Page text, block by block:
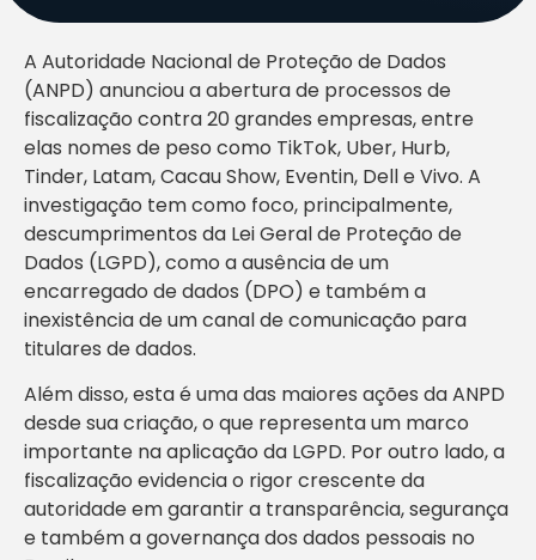
A Autoridade Nacional de Proteção de Dados
(ANPD) anunciou a abertura de processos de
fiscalização contra 20 grandes empresas, entre
elas nomes de peso como TikTok, Uber, Hurb,
Tinder, Latam, Cacau Show, Eventin, Dell e Vivo. A
investigação tem como foco, principalmente,
descumprimentos da Lei Geral de Proteção de
Dados (LGPD), como a ausência de um
encarregado de dados (DPO) e também a
inexistência de um canal de comunicação para
titulares de dados.
Além disso, esta é uma das maiores ações da ANPD
desde sua criação, o que representa um marco
importante na aplicação da LGPD. Por outro lado, a
fiscalização evidencia o rigor crescente da
autoridade em garantir a transparência, segurança
e também a governança dos dados pessoais no